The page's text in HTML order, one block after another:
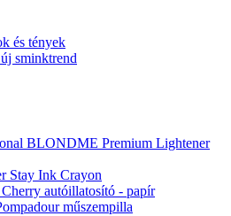
és tények
sminktrend
BLONDME Premium Lightener
Stay Ink Crayon
autóillatosító - papír
műszempilla